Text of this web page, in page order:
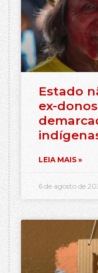
Estado
ex-
LEIA MAIS »
6 de agosto de